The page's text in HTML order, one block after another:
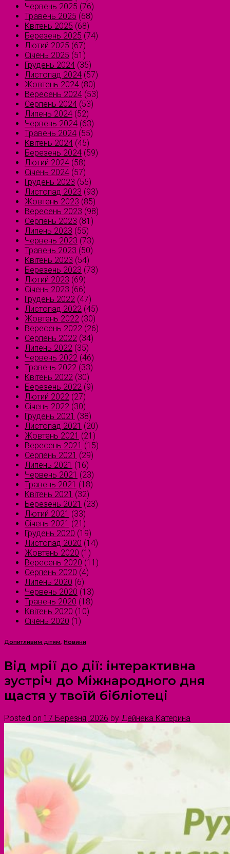
Червень 2025 (76)
Травень 2025 (68)
Квітень 2025 (68)
Березень 2025 (74)
Лютий 2025 (67)
Січень 2025 (51)
Грудень 2024 (35)
Листопад 2024 (57)
Жовтень 2024 (80)
Вересень 2024 (53)
Серпень 2024 (53)
Липень 2024 (52)
Червень 2024 (63)
Травень 2024 (55)
Квітень 2024 (45)
Березень 2024 (59)
Лютий 2024 (58)
Січень 2024 (57)
Грудень 2023 (55)
Листопад 2023 (93)
Жовтень 2023 (85)
Вересень 2023 (98)
Серпень 2023 (81)
Липень 2023 (55)
Червень 2023 (73)
Травень 2023 (50)
Квітень 2023 (54)
Березень 2023 (73)
Лютий 2023 (69)
Січень 2023 (66)
Грудень 2022 (47)
Листопад 2022 (45)
Жовтень 2022 (30)
Вересень 2022 (26)
Серпень 2022 (34)
Липень 2022 (35)
Червень 2022 (46)
Травень 2022 (33)
Квітень 2022 (30)
Березень 2022 (9)
Лютий 2022 (27)
Січень 2022 (30)
Грудень 2021 (38)
Листопад 2021 (20)
Жовтень 2021 (21)
Вересень 2021 (15)
Серпень 2021 (29)
Липень 2021 (16)
Червень 2021 (23)
Травень 2021 (18)
Квітень 2021 (32)
Березень 2021 (23)
Лютий 2021 (33)
Січень 2021 (21)
Грудень 2020 (19)
Листопад 2020 (14)
Жовтень 2020 (1)
Вересень 2020 (11)
Серпень 2020 (4)
Липень 2020 (6)
Червень 2020 (13)
Травень 2020 (18)
Квітень 2020 (10)
Січень 2020 (1)
Допитливим дітям, Новини
Від мрії до дії: інтерактивна
зустріч до Міжнародного дня
щастя у твоїй бібліотеці
Posted on 17 Березня, 2026 by Дейнека Катерина